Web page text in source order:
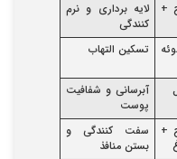
+
لایه برداری و نرم
کنندگی
تسکین التهاب
آبرسانی و شفافیت
پوست
+
سفت کنندگی و
بستن منافذ